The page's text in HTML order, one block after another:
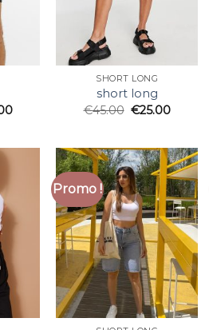
SHORT LONG
short long
€45.00 €25.00
Promo !